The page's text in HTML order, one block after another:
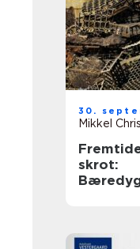
30.
Mikkel
skrot: